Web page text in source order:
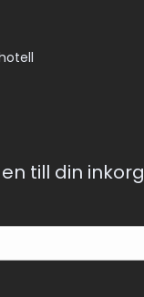
till din inkorg